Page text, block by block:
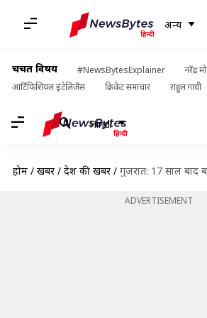
अन्य
चर्चित विषय #NewsBytesExplainer
नरेंद्र
आर्टिफिशियल इंटेलिजेंस
क्रिकेट समाचार राहुल गांधी
Hindi
होम / खबरें / देश की खबरें / गुजरात: 17 साल बाद बने थे मां-बाप,
ADVERTISEMENT